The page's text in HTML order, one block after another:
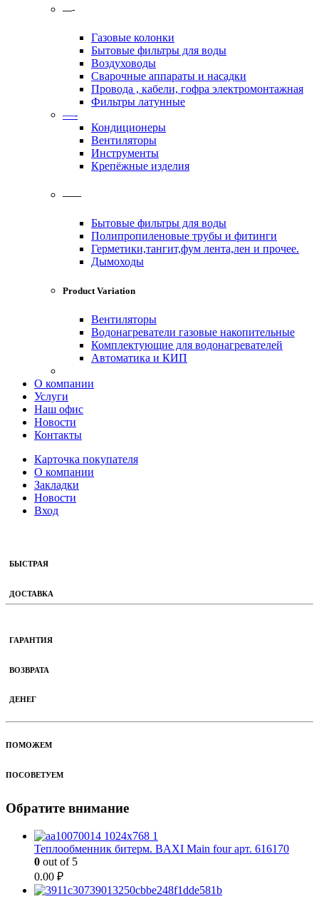
—-
Газовые колонки
Бытовые фильтры для воды
Воздуховоды
Сварочные аппараты и насадки
Провода , кабели, гофра электромонтажная
Фильтры латунные
—-
Кондиционеры
Вентиляторы
Инструменты
Крепёжные изделия
——
Бытовые фильтры для воды
Полипропиленовые трубы и фитинги
Герметики,тангит,фум лента,лен и прочее.
Дымоходы
Product Variation
Вентиляторы
Водонагреватели газовые накопительные
Комплектующие для водонагревателей
Автоматика и КИП
О компании
Услуги
Наш офис
Новости
Контакты
Карточка покупателя
О компании
Закладки
Новости
Вход
БЫСТРАЯ
ДОСТАВКА
ГАРАНТИЯ
ВОЗВРАТА
ДЕНЕГ
ПОМОЖЕМ
ПОСОВЕТУЕМ
Обратите внимание
Теплообменник битерм. BAXI Main four арт. 616170
0 out of 5
0.00 ₽